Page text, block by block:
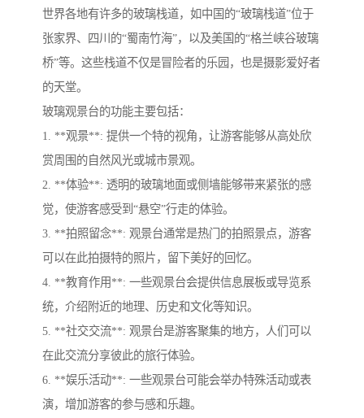
世界各地有许多的玻璃栈道，如中国的“玻璃栈道”位于
张家界、四川的“蜀南竹海”，以及美国的“格兰峡谷玻璃
桥”等。这些栈道不仅是冒险者的乐园，也是摄影爱好者
的天堂。
玻璃观景台的功能主要包括：
1. **观景**: 提供一个特的视角，让游客能够从高处欣
赏周围的自然风光或城市景观。
2. **体验**: 透明的玻璃地面或侧墙能够带来紧张的感
觉，使游客感受到“悬空”行走的体验。
3. **拍照留念**: 观景台通常是热门的拍照景点，游客
可以在此拍摄特的照片，留下美好的回忆。
4. **教育作用**: 一些观景台会提供信息展板或导览系
统，介绍附近的地理、历史和文化等知识。
5. **社交交流**: 观景台是游客聚集的地方，人们可以
在此交流分享彼此的旅行体验。
6. **娱乐活动**: 一些观景台可能会举办特殊活动或表
演，增加游客的参与感和乐趣。